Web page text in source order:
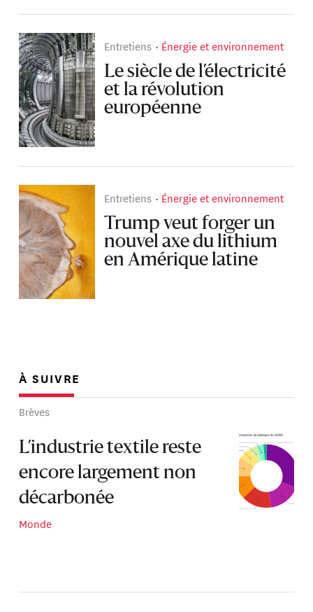
Entretiens Énergie et environnement
Le siècle de l’électricité
et la révolution
européenne
Entretiens Énergie et environnement
Trump veut forger un
nouvel axe du lithium
en Amérique latine
À SUIVRE
Brèves
L’industrie textile reste
encore largement non
décarbonée
Monde